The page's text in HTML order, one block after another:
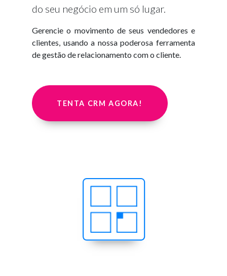
do seu negócio em um só lugar.
Gerencie o movimento de seus vendedores e
clientes, usando a nossa poderosa ferramenta
de gestão de relacionamento com o cliente.
TENTA CRM AGORA!